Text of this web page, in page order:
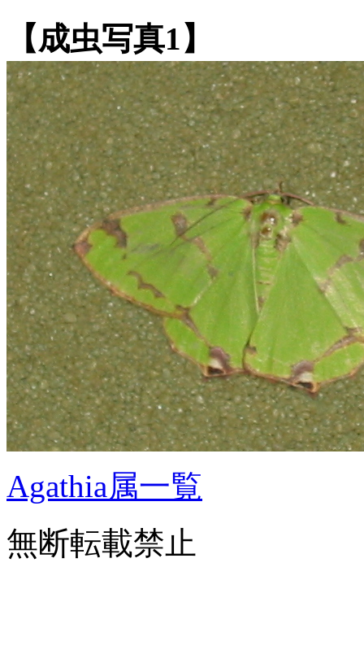
【成虫写真1】
Agathia属一覧
無断転載禁止